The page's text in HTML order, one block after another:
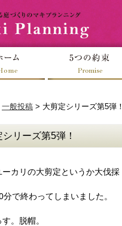
一般投稿 > 大剪定シリーズ第5弾！
シリーズ第5弾！
ーカリの大剪定というか大伐採
分で終わってしまいました。
。脱帽。